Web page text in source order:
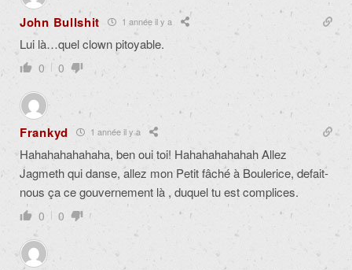
John Bullshit 1 année il y a
Lui là…quel clown pitoyable.
0 0
Frankyd 1 année il y a
Hahahahahahaha, ben oui toi! Hahahahahahah Allez
Jagmeth qui danse, allez mon Petit fâché à Boulerice, defait-
nous ça ce gouvernement là , duquel tu est complices.
0 0